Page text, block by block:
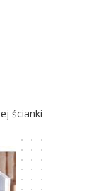
ścianki